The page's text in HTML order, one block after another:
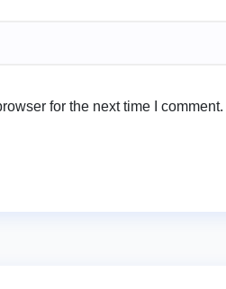
for the next time I comment.